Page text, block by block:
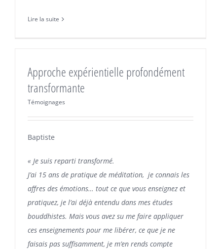
Lire la suite
Approche expérientielle profondément
transformante
Témoignages
Baptiste
« Je suis reparti transformé.
J’ai 15 ans de pratique de méditation, je connais les
affres des émotions… tout ce que vous enseignez et
pratiquez, je l’ai déjà entendu dans mes études
bouddhistes. Mais vous avez su me faire appliquer
ces enseignements pour me libérer, ce que je ne
faisais pas suffisamment, je m’en rends compte